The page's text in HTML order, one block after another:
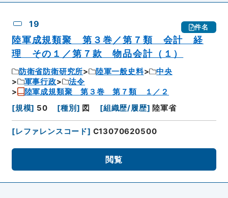
19 件名
陸軍成規類聚 第３巻／第７類 会計 経
理 その１／第７款 物品会計（１）
防衛省防衛研究所 陸軍一般史料
中央
軍事行政
法令
陸軍成規類聚 第３巻 第７類 １／２
[規模] 50 [種別 ] 図 [組織歴/履歴] 陸軍省
[レファレンスコード] C13070620500
閲覧